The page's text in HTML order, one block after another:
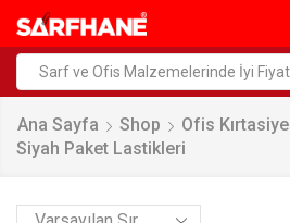
Ana Sayfa Shop Ofis Kırtasiye
Siyah Paket Lastikleri